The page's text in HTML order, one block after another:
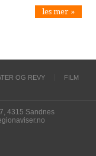
les mer »
OG REVY
FILM
4315 Sandnes